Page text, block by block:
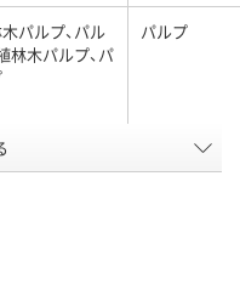
パルプ、パル
林木パルプ、パ
パルプ